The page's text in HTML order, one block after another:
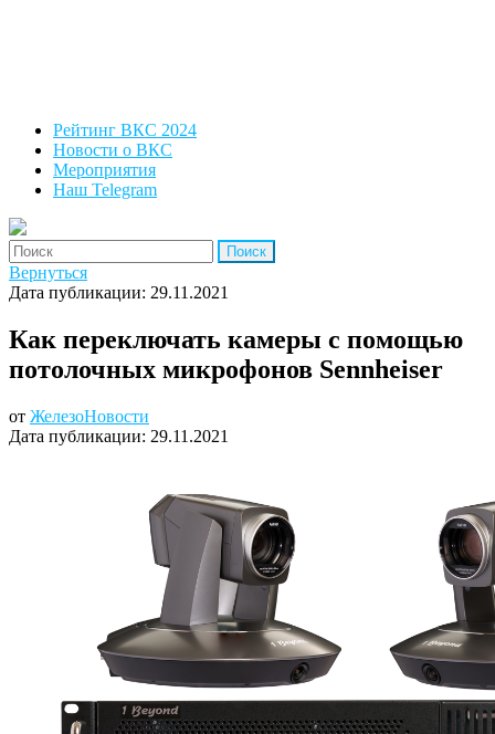
Рейтинг ВКС 2024
Новости о ВКС
Мероприятия
Наш Telegram
'Найти:
Вернуться
Дата публикации: 29.11.2021
Как переключать камеры с помощью
потолочных микрофонов Sennheiser
от ЖелезоНовости
Дата публикации: 29.11.2021